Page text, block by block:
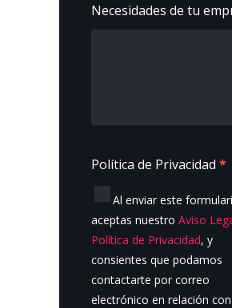
Necesidades de tu
Política de Privacidad *
Al enviar este
aceptas nuestro Aviso
Política de Privacidad, y
consientes que podamos
contactarte por correo
electrónico en relación